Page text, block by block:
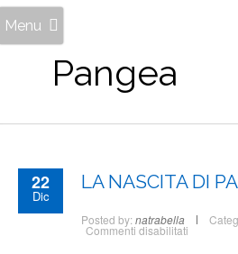
Pangea
Menu
22
Dic
LA NASCITA DI
Posted by: natrabella
Commenti disabilitati su